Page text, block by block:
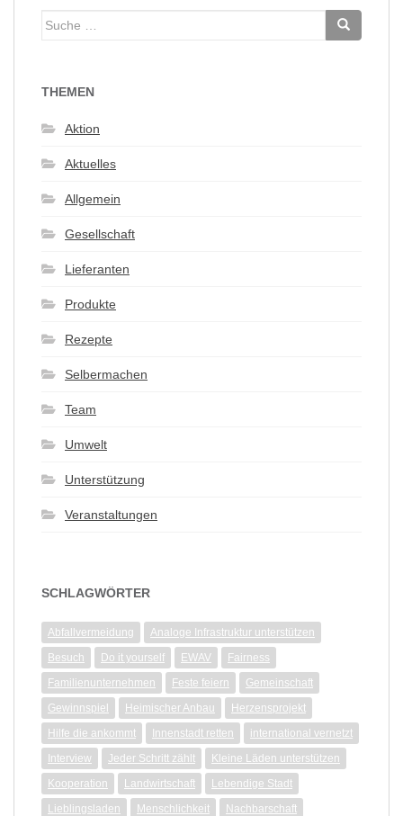
Suche
THEMEN
Aktion
Aktuelles
Allgemein
Gesellschaft
Lieferanten
Produkte
Rezepte
Selbermachen
Team
Umwelt
Unterstützung
Veranstaltungen
SCHLAGWÖRTER
Abfallvermeidung
Analoge Infrastruktur unterstützen
Besuch
Do it yourself EWAV
Fairness
Familienunternehmen
Feste feiern
Gemeinschaft
Gewinnspiel
Heimischer Anbau
Herzensprojekt
Hilfe die ankommt
Innenstadt retten
international vernetzt
Interview
Jeder Schritt zählt
Kleine Läden unterstützen
Kooperation
Landwirtschaft
Lebendige Stadt
Lieblingsladen
Menschlichkeit
Nachbarschaft